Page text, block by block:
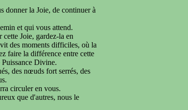
donner la Joie, de continuer à
et qui vous attend.
Joie, gardez-la en
des moments difficiles, où la
faire la différence entre cette
Divine.
des nœuds fort serrés, des
circuler en vous.
que d'autres, nous le